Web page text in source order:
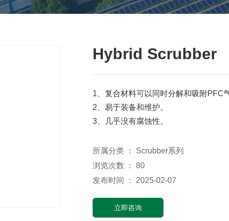
Hybrid Scrubber
1、复合材料可以同时分解和吸附PFC
2、易于装备和维护。
3、几乎没有腐蚀性。
所属分类 ：
Scrubber系列
浏览次数 ：80
发布时间 ： 2025-02-07
立即咨询